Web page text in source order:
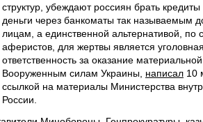
структур, убеждают россиян брать кредиты
деньги через банкоматы так называемым
лицам, а единственной альтернативой, по
аферистов, для жертвы является уголовная
ответственность за оказание
Вооруженным силам Украины, написал 10
ссылкой на материалы Министерства
России.